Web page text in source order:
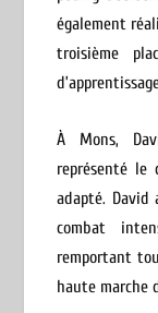
également
troisième
À Mons,
représenté le
adapté. David
combat
remportant
haute marche